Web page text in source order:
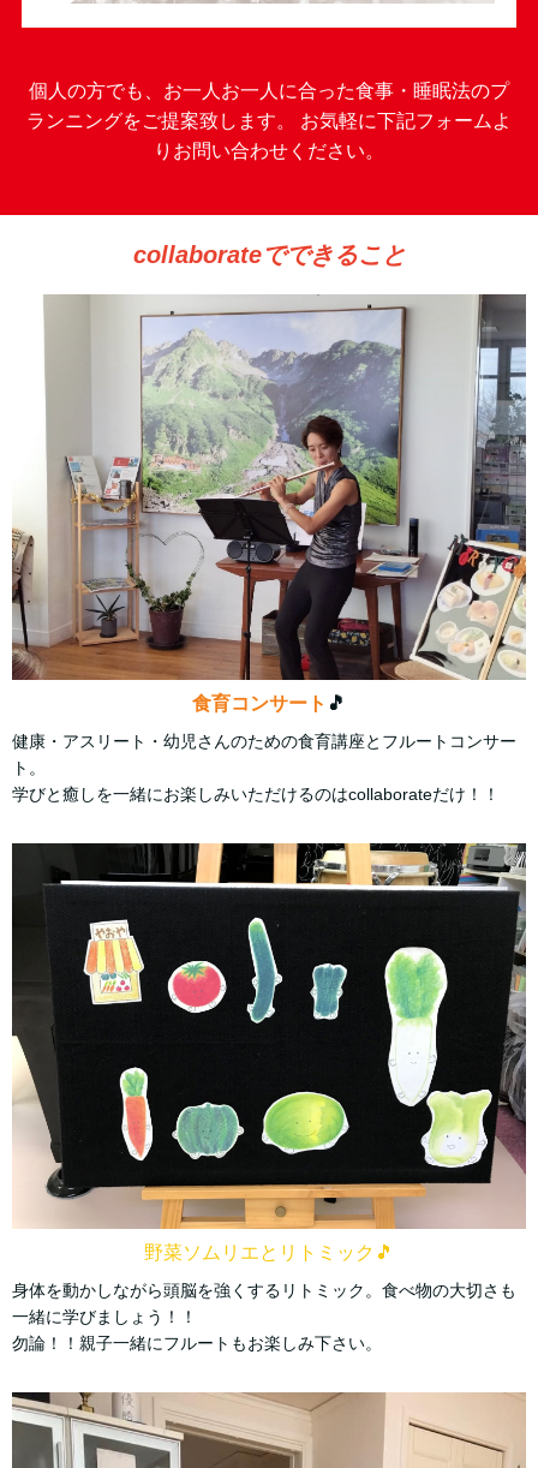
個人の方でも、お一人お一人に合った食事・睡眠法のプ
ランニングをご提案致します。 お気軽に下記フォームよ
りお問い合わせください。
collaborateでできること
食育コンサート 🎵
健康・アスリート・幼児さんのための食育講座とフルートコンサー
ト。
学びと癒しを一緒にお楽しみいただけるのはcollaborateだけ！！
野菜ソムリエとリトミック 🎵
身体を動かしながら頭脳を強くするリトミック。食べ物の大切さも
一緒に学びましょう！！
勿論！！親子一緒にフルートもお楽しみ下さい。